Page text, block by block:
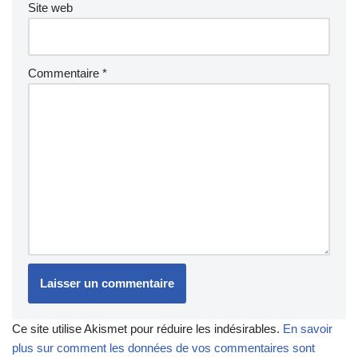
Site web
Commentaire *
Ce site utilise Akismet pour réduire les indésirables. En savoir
plus sur comment les données de vos commentaires sont